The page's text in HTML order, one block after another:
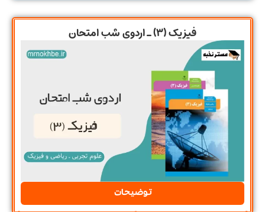
فیزیک (3) ـ اردوی شب امتحان
توضیحات